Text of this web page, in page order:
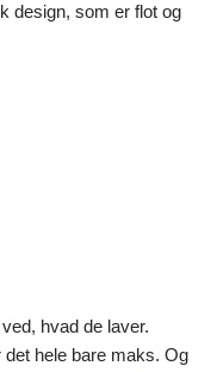
design, som er flot og
hvad de laver.
hele bare maks. Og